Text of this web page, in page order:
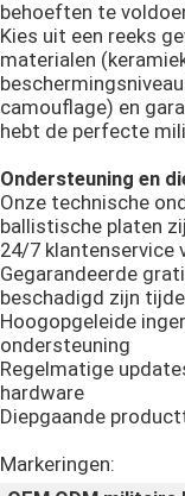
Tactische
Militaire
Kogelvrij
Militaire
Tactisch
Gevechts
Gevechts
behoeften te
Kies uit een reeks
materialen
camouflage) en
hebt de perfecte
Ondersteuning en
Onze technische
ballistische platen
24/7 klantenservice
Gegarandeerde
beschadigd zijn
Hoogopgeleide
ondersteuning
Regelmatige
hardware
Diepgaande
Markeringen: